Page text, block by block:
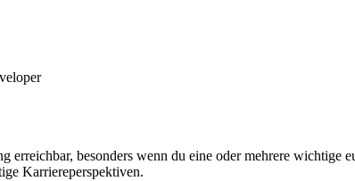
besonders wenn du eine oder mehrere wichtige
Karriereperspektiven.